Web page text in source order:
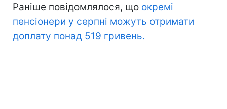
Раніше повідомлялося, що окремі
пенсіонери у серпні можуть отримати
доплату понад 519 гривень.